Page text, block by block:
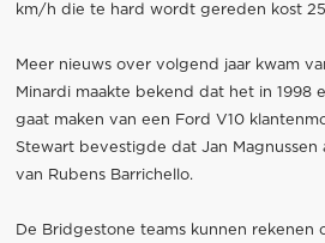
km/h die te hard wordt gereden kost
Meer nieuws over volgend jaar kwam
Minardi maakte bekend dat het in 1998
gaat maken van een Ford V10
Stewart bevestigde dat Jan Magnussen
van Rubens Barrichello.
De Bridgestone teams kunnen rekenen